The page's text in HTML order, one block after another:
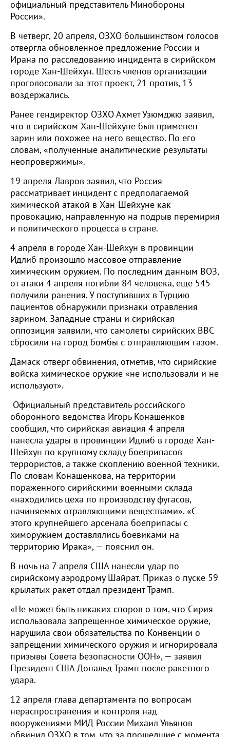
официальный представитель Минобороны
России».
В четверг, 20 апреля, ОЗХО большинством голосов
отвергла обновленное предложение России и
Ирана по расследованию инцидента в сирийском
городе Хан-Шейхун. Шесть членов организации
проголосовали за этот проект, 21 против, 13
воздержались.
Ранее гендиректор ОЗХО Ахмет Узюмджю заявил,
что в сирийском Хан-Шейхуне был применен
зарин или похожее на него вещество. По его
словам, «полученные аналитические результаты
неопровержимы».
19 апреля Лавров заявил, что Россия
рассматривает инцидент с предполагаемой
химической атакой в Хан-Шейхуне как
провокацию, направленную на подрыв перемирия
и политического процесса в стране.
4 апреля в городе Хан-Шейхун в провинции
Идлиб произошло массовое отправление
химическим оружием. По последним данным ВОЗ,
от атаки 4 апреля погибли 84 человека, еще 545
получили ранения. У поступивших в Турцию
пациентов обнаружили признаки отравления
зарином. Западные страны и сирийская
оппозиция заявили, что самолеты сирийских ВВС
сбросили на город бомбы с отправляющим газом.
Дамаск отверг обвинения, отметив, что сирийские
войска химическое оружие «не использовали и не
используют».
Официальный представитель российского
оборонного ведомства Игорь Конашенков
сообщил, что сирийская авиация 4 апреля
нанесла удары в провинции Идлиб в городе Хан-
Шейхун по крупному складу боеприпасов
террористов, а также скоплению военной техники.
По словам Конашенкова, на территории
пораженного сирийскими военными склада
«находились цеха по производству фугасов,
начиняемых отравляющими веществами». «С
этого крупнейшего арсенала боеприпасы с
химоружием доставлялись боевиками на
территорию Ирака», — пояснил он.
В ночь на 7 апреля США нанесли удар по
сирийскому аэродрому Шайрат. Приказ о пуске 59
крылатых ракет отдал президент Трамп.
«Не может быть никаких споров о том, что Сирия
использовала запрещенное химическое оружие,
нарушила свои обязательства по Конвенции о
запрещении химического оружия и игнорировала
призывы Совета Безопасности ООН», — заявил
Президент США Дональд Трамп после ракетного
удара.
12 апреля глава департамента по вопросам
нераспространения и контроля над
вооружениями МИД России Михаил Ульянов